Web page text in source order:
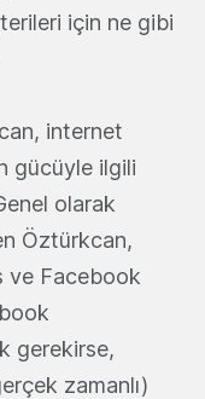
için ne gibi
internet
gücüyle ilgili
olarak
Öztürkcan,
ve Facebook
gerekirse,
zamanlı)